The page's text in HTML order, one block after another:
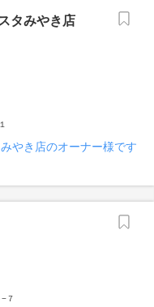
タみやき店
やき店のオーナー様です
７